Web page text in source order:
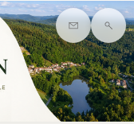
Contact